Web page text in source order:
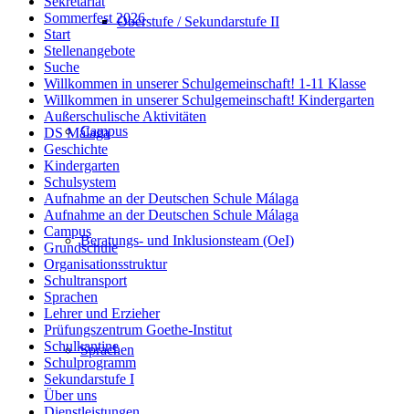
Oberstufe / Sekundarstufe II
Campus
Beratungs- und Inklusionsteam (OeI)
Sprachen
Sommerfest 2026
Start
Stellenangebote
Suche
Willkommen in unserer Schulgemeinschaft! 1-11 Klasse
Willkommen in unserer Schulgemeinschaft! Kindergarten
Außerschulische Aktivitäten
DS Málaga
Geschichte
Kindergarten
Schulsystem
Aufnahme an der Deutschen Schule Málaga
Aufnahme an der Deutschen Schule Málaga
Campus
Grundschule
Organisationsstruktur
Schultransport
Sprachen
Lehrer und Erzieher
Prüfungszentrum Goethe-Institut
Schulkantine
Schulprogramm
Sekundarstufe I
Über uns